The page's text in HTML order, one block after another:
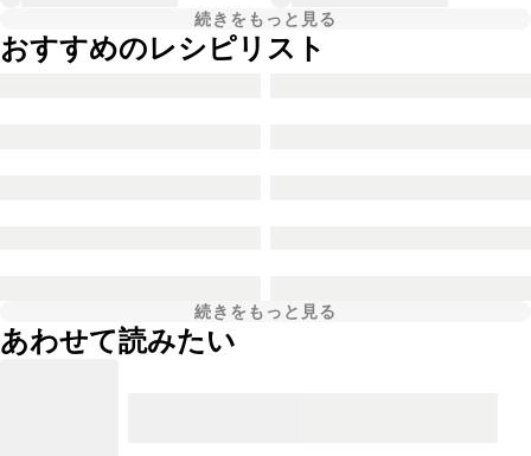
続きをもっと見る
おすすめのレシピリスト
続きをもっと見る
あわせて読みたい